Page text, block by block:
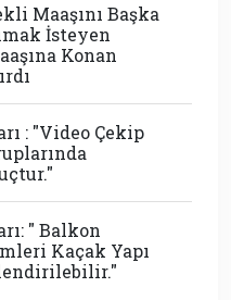
Maaşını Başka
İsteyen
Konan
: "Video Çekip
" Balkon
Kaçak Yapı